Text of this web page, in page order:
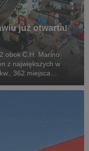
już otwarta!
obok C.H. Marino
z największych w
362 miejsca